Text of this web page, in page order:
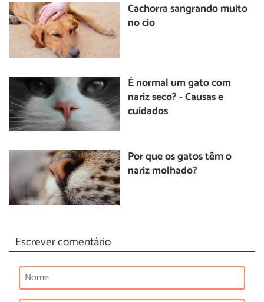
Cachorra sangrando muito
no cio
É normal um gato com
nariz seco? - Causas e
cuidados
Por que os gatos têm o
nariz molhado?
Escrever comentário